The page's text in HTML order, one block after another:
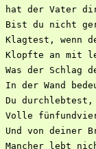
hat der Vater dir
Bist du nicht
Klagtest, wenn
Klopfte an mit
Was der Schlag
In der Wand
Du
Volle
Und von deiner